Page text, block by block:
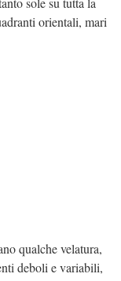
orientali, mari
qualche velatura,
deboli e variabili,